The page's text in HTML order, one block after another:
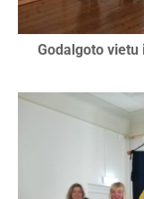
Godalgoto